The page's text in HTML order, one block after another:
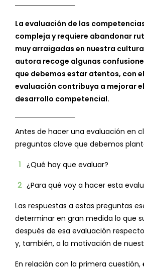
La evaluación de las
compleja y requiere abandonar
muy arraigadas en nuestra
autora recoge algunas
que debemos estar atentos, con
evaluación contribuya a mejorar
desarrollo competencial.
Antes de hacer una evaluación en
preguntas clave que debemos
¿Qué hay que evaluar?
¿Para qué voy a hacer esta
Las respuestas a estas preguntas
determinar en gran medida lo que
después de esa evaluación
y, también, a la motivación de
En relación con la primera cuestión,